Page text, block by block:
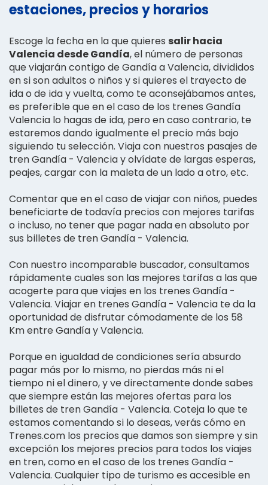
estaciones, precios y horarios
Escoge la fecha en la que quieres salir hacia
Valencia desde Gandía, el número de personas
que viajarán contigo de Gandía a Valencia, divididos
en si son adultos o niños y si quieres el trayecto de
ida o de ida y vuelta, como te aconsejábamos antes,
es preferible que en el caso de los trenes Gandía
Valencia lo hagas de ida, pero en caso contrario, te
estaremos dando igualmente el precio más bajo
siguiendo tu selección. Viaja con nuestros pasajes de
tren Gandía - Valencia y olvídate de largas esperas,
peajes, cargar con la maleta de un lado a otro, etc.
Comentar que en el caso de viajar con niños, puedes
beneficiarte de todavía precios con mejores tarifas
o incluso, no tener que pagar nada en absoluto por
sus billetes de tren Gandía - Valencia.
Con nuestro incomparable buscador, consultamos
rápidamente cuales son las mejores tarifas a las que
acogerte para que viajes en los trenes Gandía -
Valencia. Viajar en trenes Gandía - Valencia te da la
oportunidad de disfrutar cómodamente de los 58
Km entre Gandía y Valencia.
Porque en igualdad de condiciones sería absurdo
pagar más por lo mismo, no pierdas más ni el
tiempo ni el dinero, y ve directamente donde sabes
que siempre están las mejores ofertas para los
billetes de tren Gandía - Valencia. Coteja lo que te
estamos comentando si lo deseas, verás cómo en
Trenes.com los precios que damos son siempre y sin
excepción los mejores precios para todos los viajes
en tren, como en el caso de los trenes Gandía -
Valencia. Cualquier tipo de turismo es accesible en